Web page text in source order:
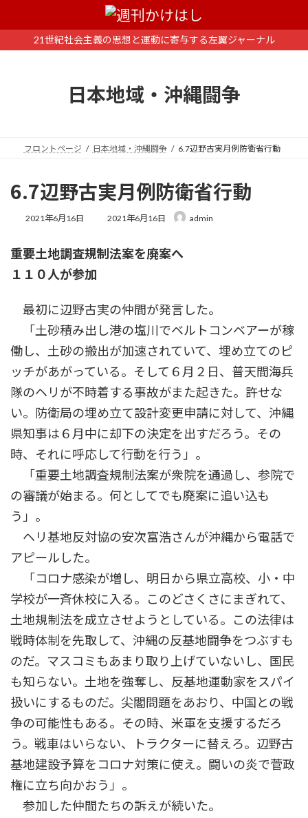
ン
ー
21世紀社会主義の思想と運動に寄与する左翼ジャーナル
日本地域・沖縄闘争
フロントページ 日本地域・沖縄闘争 6.7辺野古実月例防衛省行動
6.7辺野古実月例防衛省行動
2021年6月16日
最
新
2021年6月16日 admin
重要土地調査規制法案を廃案へ
１１０人が参加
最初に辺野古実の仲間が発言した。
「土砂積み出し港の塩川でベルトコンベアーが稼
働し、土砂の搬出が加速されていて、埋め立てのピ
ッチがあがっている。そして６月２日、普天間海兵
隊のヘリが不時着する事故がまた起きた。許せな
い。防衛局の埋め立て設計変更申請に対して、沖縄
県知事は６月中に却下の決定を出すだろう。その
時、それに呼応して行動を行う」。
「重要土地調査規制法案が衆院を通過し、参院で
の審議が始まる。何としてでも廃案に追い込も
う」。
ヘリ基地反対協の安次富浩さんが沖縄から電話で
アピールした。
「コロナ感染が増し、明日から県立高校、小・中
学校が一斉休校に入る。このどさくさにまぎれて、
土地規制法を成立させようとしている。この法律は
戦時体制を先取して、沖縄の反基地闘争をつぶすも
のだ。マスコミもあまり取り上げていないし、国民
も知らない。土地を強奪し、反基地運動家をスパイ
扱いにするものだ。尖閣問題をあおり、中国との戦
争の可能性もある。その時、米軍を支援するだろ
う。戦車はいらない、トラクターに替えろ。辺野古
基地建設予算をコロナ対策に使え。闘いの炎で菅政
権に立ち向かおう」。
参加した仲間たちの訴えが続いた。